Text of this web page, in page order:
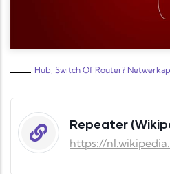
Hub, Switch Of Router?
Repeater
https://